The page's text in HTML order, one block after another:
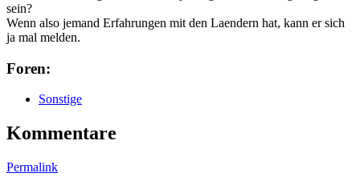
sein?
Wenn also jemand Erfahrungen mit den Laendern hat, kann er sich
ja mal melden.
Foren:
Sonstige
Kommentare
Permalink